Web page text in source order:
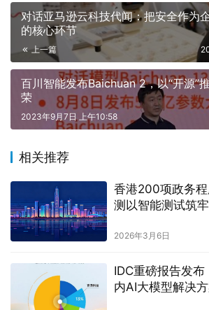
对话亚马逊云科技代闻：把安全作为
的核心环节
上一篇
百川智能发布Baichuan 2，以“开源”
荣
2023年9月7日 上午10:58
相关推荐
香港200项政务
测以智能测试筑
2026年3月6日
IDC重磅报告发布
内AI大模型解决